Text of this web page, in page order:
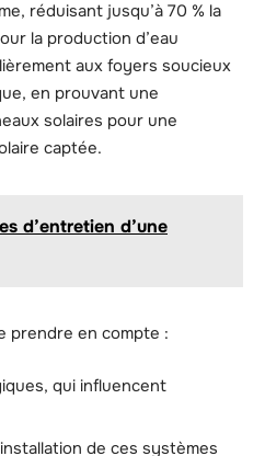
réduisant jusqu’à 70 % la
la production d’eau
aux foyers soucieux
en prouvant une
solaires pour une
captée.
d’entretien d’une
prendre en compte :
qui influencent
de ces systèmes